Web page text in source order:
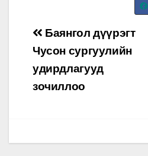
Post
navigation
Баянгол дүүрэгт
Чусон сургуулийн
удирдлагууд
зочиллоо